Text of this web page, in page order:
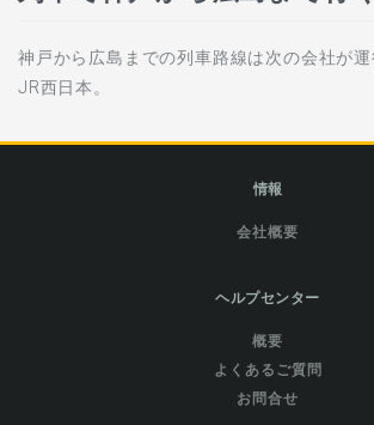
神戸から広島までの列車路線は次の会社が運
JR西日本。
情報
会社概要
ヘルプセンター
概要
よくあるご質問
お問合せ